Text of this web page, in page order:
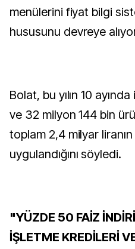
menülerini fiyat bilgi
hususunu devreye
Bolat, bu yılın 10
ve 32 milyon 144 bin
toplam 2,4 milyar
uygulandığını söyledi.
"YÜZDE 50 FAİZ
İŞLETME KREDİLERİ